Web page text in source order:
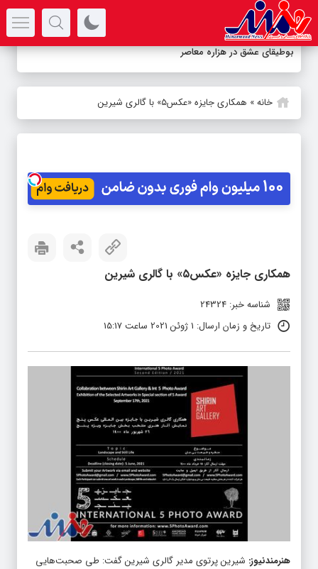
بوطیقای عشق در هزاره معاصر
خانه» همکاری جایزه «عکس۵» با گالری شیرین
همکاری جایزه «عکس۵» با گالری شیرین
شناسه خبر: 24324
تاریخ و زمان ارسال: 1 ژوئن 2021 ساعت 15:17
هنرمندنیوز: شیرین پرتوی مدیر گالری شیرین گفت: طی صحبت‌هایی